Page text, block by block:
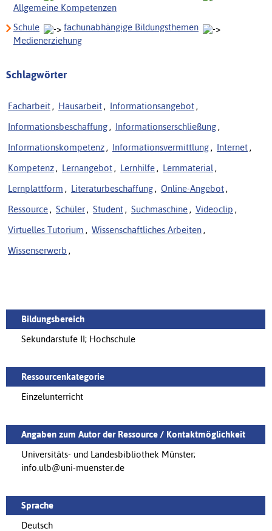
Allgemeine Kompetenzen
Schule
fachunabhängige Bildungsthemen
Medienerziehung
Schlagwörter
Facharbeit , Hausarbeit , Informationsangebot ,
Informationsbeschaffung , Informationserschließung ,
Informationskompetenz , Informationsvermittlung , Internet ,
Kompetenz , Lernangebot , Lernhilfe , Lernmaterial ,
Lernplattform , Literaturbeschaffung , Online-Angebot ,
Ressource , Schüler , Student , Suchmaschine , Videoclip ,
Virtuelles Tutorium , Wissenschaftliches Arbeiten ,
Wissenserwerb ,
Bildungsbereich
Sekundarstufe II; Hochschule
Ressourcenkategorie
Einzelunterricht
Angaben zum Autor der Ressource / Kontaktmöglichkeit
Universitäts- und Landesbibliothek Münster;
info.ulb@uni-muenster.de
Sprache
Deutsch